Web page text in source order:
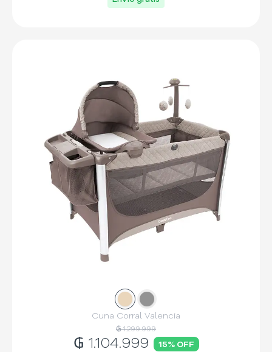
Slide 1
Slide
Cuna Corral Valencia
₲ 1.299.999
₲ 1.104.999 15% OFF